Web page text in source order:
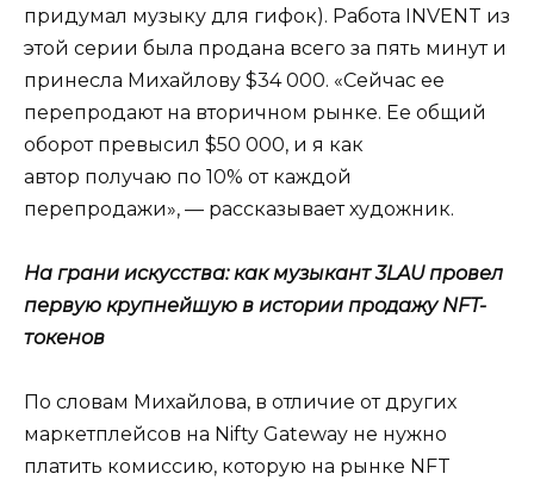
придумал музыку для гифок). Работа INVENT из
этой серии была продана всего за пять минут и
принесла Михайлову $34 000. «Сейчас ее
перепродают на вторичном рынке. Ее общий
оборот превысил $50 000, и я как
автор получаю по 10% от каждой
перепродажи», — рассказывает художник.
На грани искусства: как музыкант 3LAU провел
первую крупнейшую в истории продажу NFT-
токенов
По словам Михайлова, в отличие от других
маркетплейсов на Nifty Gateway не нужно
платить комиссию, которую на рынке NFT